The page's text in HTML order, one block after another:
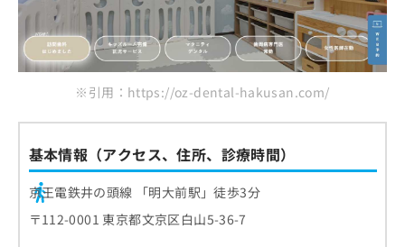
※引用：https://oz-dental-hakusan.com/
基本情報（アクセス、住所、診療時間）
京王電鉄井の頭線 「明大前駅」徒歩3分
〒112-0001 東京都文京区白山5-36-7